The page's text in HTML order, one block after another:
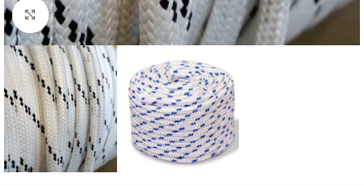
Click to enlarge